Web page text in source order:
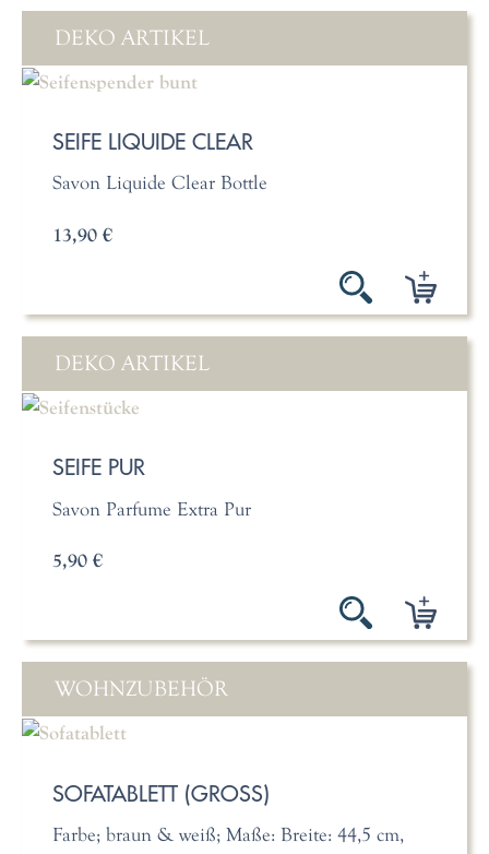
DEKO ARTIKEL
SEIFE LIQUIDE CLEAR
Savon Liquide Clear Bottle
13,90 €
DEKO ARTIKEL
SEIFE PUR
Savon Parfume Extra Pur
5,90 €
WOHNZUBEHÖR
SOFATABLETT (GROSS)
Farbe; braun & weiß; Maße: Breite: 44,5 cm,